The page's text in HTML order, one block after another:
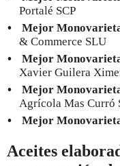
Portalé SCP
Mejor
& Commerce SLU
Mejor
Xavier Guilera
Mejor
Agrícola Mas Curró
Mejor
Aceites